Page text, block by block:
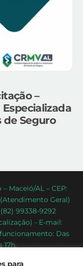
–
de Seguro
Maceió/AL – CEP:
(Atendimento Geral)
99338-9292
- E-mail:
Das
17h.
para